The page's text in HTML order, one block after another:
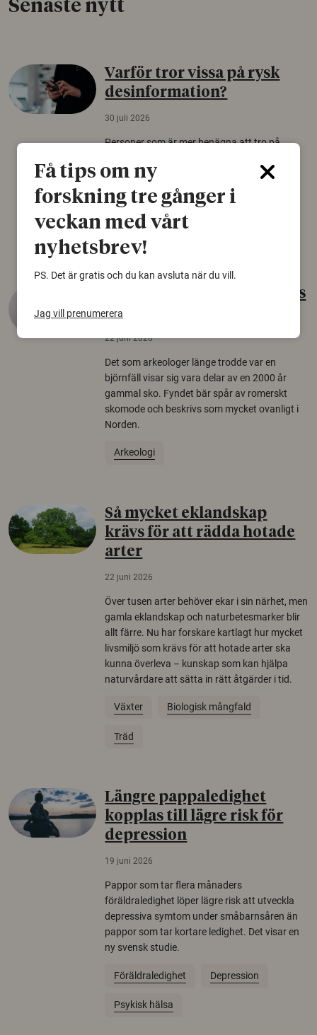
Senaste nytt
Varför tror vissa på rysk
desinformation?
30 juli 2026
Personer som är mer benägna att tro på
för rysk desinformation. Det visar en studie
från Försvarshögskolan med deltagare i fyra
europeiska länder.
Säkerhetspolitik
Gammalt skinn var Sveriges
äldsta sko
22 juni 2026
Det som arkeologer länge trodde var en
björnfäll visar sig vara delar av en 2000 år
gammal sko. Fyndet bär spår av romerskt
skomode och beskrivs som mycket ovanligt i
Norden.
Arkeologi
Så mycket eklandskap
krävs för att rädda hotade
arter
22 juni 2026
Över tusen arter behöver ekar i sin närhet, men
gamla eklandskap och naturbetesmarker blir
allt färre. Nu har forskare kartlagt hur mycket
livsmiljö som krävs för att hotade arter ska
kunna överleva – kunskap som kan hjälpa
naturvårdare att sätta in rätt åtgärder i tid.
Växter Biologisk mångfald
Träd
Längre pappaledighet
kopplas till lägre risk för
depression
19 juni 2026
Pappor som tar flera månaders
föräldraledighet löper lägre risk att utveckla
depressiva symtom under småbarnsåren än
pappor som tar kortare ledighet. Det visar en
ny svensk studie.
Föräldraledighet Depression
Psykisk hälsa
Få tips om ny
forskning tre gånger i
veckan med vårt
nyhetsbrev!
PS. Det är gratis och du kan avsluta när du vill.
Jag vill prenumerera